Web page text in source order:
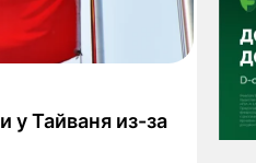
у Тайваня из-за